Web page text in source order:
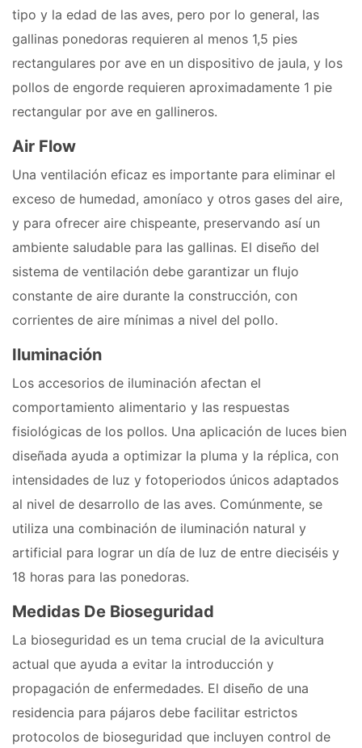
tipo y la edad de las aves, pero por lo general, las
gallinas ponedoras requieren al menos 1,5 pies
rectangulares por ave en un dispositivo de jaula, y los
pollos de engorde requieren aproximadamente 1 pie
rectangular por ave en gallineros.
Air Flow
Una ventilación eficaz es importante para eliminar el
exceso de humedad, amoníaco y otros gases del aire,
y para ofrecer aire chispeante, preservando así un
ambiente saludable para las gallinas. El diseño del
sistema de ventilación debe garantizar un flujo
constante de aire durante la construcción, con
corrientes de aire mínimas a nivel del pollo.
Iluminación
Los accesorios de iluminación afectan el
comportamiento alimentario y las respuestas
fisiológicas de los pollos. Una aplicación de luces bien
diseñada ayuda a optimizar la pluma y la réplica, con
intensidades de luz y fotoperiodos únicos adaptados
al nivel de desarrollo de las aves. Comúnmente, se
utiliza una combinación de iluminación natural y
artificial para lograr un día de luz de entre dieciséis y
18 horas para las ponedoras.
Medidas De Bioseguridad
La bioseguridad es un tema crucial de la avicultura
actual que ayuda a evitar la introducción y
propagación de enfermedades. El diseño de una
residencia para pájaros debe facilitar estrictos
protocolos de bioseguridad que incluyen control de